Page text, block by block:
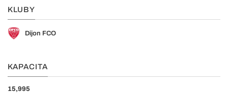
KLUBY
Dijon FCO
KAPACITA
15,995